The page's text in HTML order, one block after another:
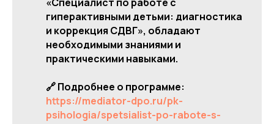
гиперактивными детьми: диагностика
и коррекция СДВГ», обладают
необходимыми знаниями и
практическими навыками.
🔗 Подробнее о программе:
https://mediator-dpo.ru/pk-
psihologia/spetsialist-po-rabote-s-